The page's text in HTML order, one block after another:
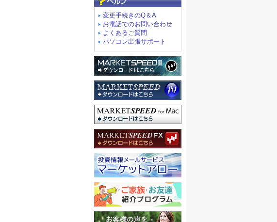
変更手続きのQ＆A
お電話でのお問い合わせ
よくあるご質問
パソコン出張サポート